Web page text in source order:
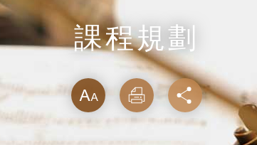
課程規劃
放大
列印 分享